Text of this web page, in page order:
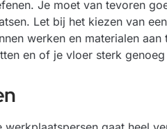
Je moet van tevoren
Let bij het kiezen van
werken en materialen
en of je vloer sterk